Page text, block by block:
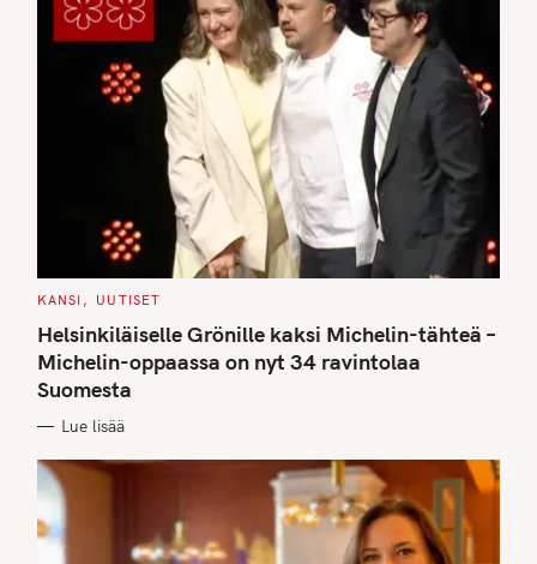
C
T
E
G
O
R
I
S
KANSI UUTISET
Helsinkiläiselle Grönille kaksi Michelin-tähteä –
Michelin-oppaassa on nyt 34 ravintolaa
Suomesta
Lue lisää